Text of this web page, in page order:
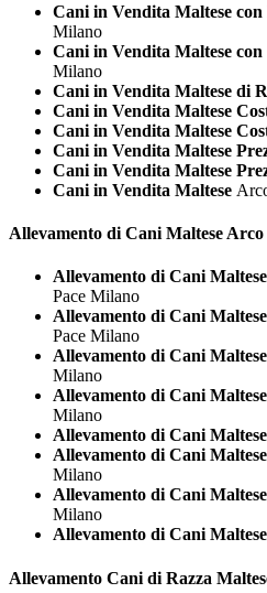
Cani in Vendita Maltese con
Milano
Cani in Vendita Maltese
Milano
Cani in Vendita Maltese di
Cani in Vendita Maltese
Cani in Vendita Maltese
Cani in Vendita Maltese
Cani in Vendita Maltese
Cani in Vendita Maltese
Allevamento di Cani Maltese
Allevamento di Cani
Pace Milano
Allevamento di Cani
Pace Milano
Allevamento di Cani
Milano
Allevamento di Cani
Milano
Allevamento di Cani
Allevamento di Cani
Milano
Allevamento di Cani
Milano
Allevamento di Cani Maltese
Allevamento Cani di Razza